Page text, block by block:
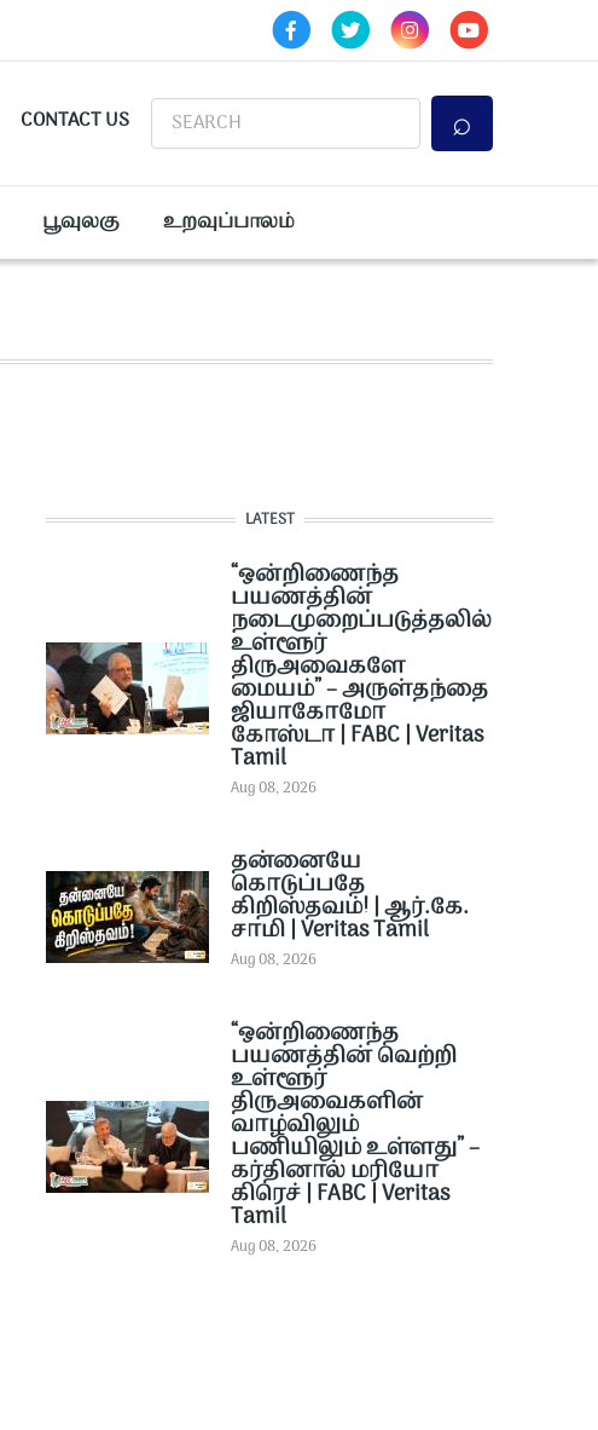
CONTACT US Search
பூவுலகு உறவுப்பாலம்
LATEST
“ஒன்றிணைந்த
பயணத்தின்
நடைமுறைப்படுத்தலில்
உள்ளூர்
திருஅவைகளே
மையம்” – அருள்தந்தை
ஜியாகோமோ
கோஸ்டா | FABC | Veritas
Tamil
Aug 08, 2026
தன்னையே
கொடுப்பதே
கிறிஸ்தவம்! | ஆர்.கே.
சாமி | Veritas Tamil
Aug 08, 2026
“ஒன்றிணைந்த
பயணத்தின் வெற்றி
உள்ளூர்
திருஅவைகளின்
வாழ்விலும்
பணியிலும் உள்ளது” –
கர்தினால் மரியோ
கிரெச் | FABC | Veritas
Tamil
Aug 08, 2026